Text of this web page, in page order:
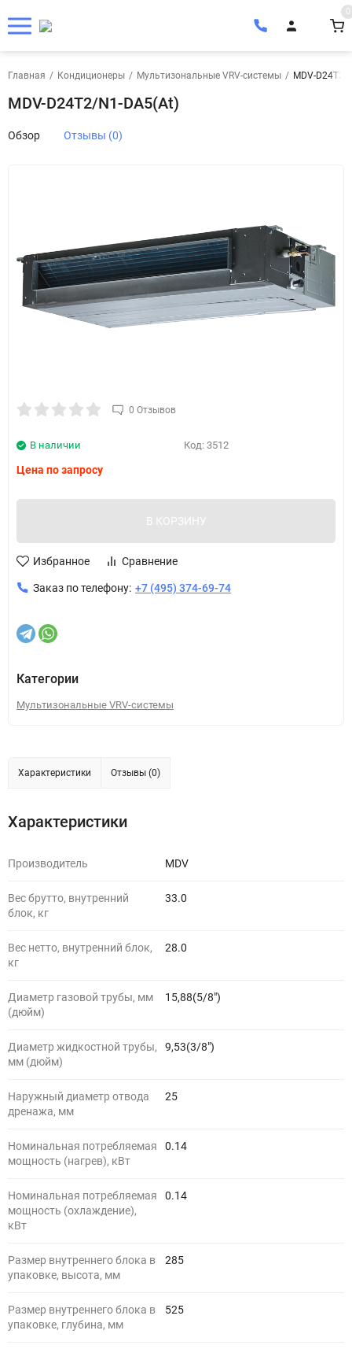
0
Главная / Кондиционеры / Мультизональные VRV-системы / MDV-D24T2/
MDV-D24T2/N1-DA5(At)
Обзор Отзывы (0)
0 Отзывов
Код: 3512
В наличии
Цена по запросу
В КОРЗИНУ
Избранное Сравнение
Заказ по телефону: +7 (495) 374-69-74
Категории
Мультизональные VRV-системы
Характеристики Отзывы (0)
Характеристики
Производитель MDV
Вес брутто, внутренний
блок, кг
33.0
Вес нетто, внутренний блок,
кг
28.0
Диаметр газовой трубы, мм
(дюйм)
15,88(5/8")
Диаметр жидкостной трубы,
мм (дюйм)
9,53(3/8")
Наружный диаметр отвода
дренажа, мм
25
Номинальная потребляемая
мощность (нагрев), кВт
0.14
Номинальная потребляемая
мощность (охлаждение),
кВт
0.14
Размер внутреннего блока в
упаковке, высота, мм
285
Размер внутреннего блока в
упаковке, глубина, мм
525